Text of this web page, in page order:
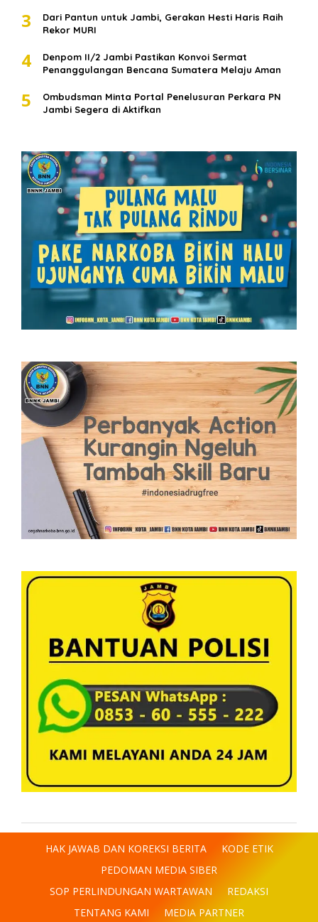
3
Dari Pantun untuk Jambi, Gerakan Hesti Haris Raih
Rekor MURI
4
Denpom II/2 Jambi Pastikan Konvoi Sermat
Penanggulangan Bencana Sumatera Melaju Aman
5
Ombudsman Minta Portal Penelusuran Perkara PN
Jambi Segera di Aktifkan
HAK JAWAB DAN KOREKSI BERITA
KODE ETIK
PEDOMAN MEDIA SIBER
SOP PERLINDUNGAN WARTAWAN
REDAKSI
TENTANG KAMI
MEDIA PARTNER